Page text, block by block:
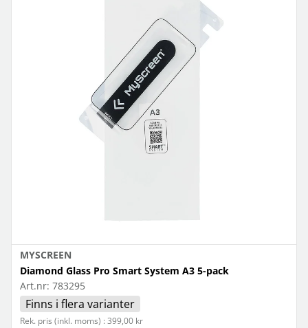
MYSCREEN
Diamond Glass Pro Smart System A3 5-pack
Art.nr: 783295
Finns i flera varianter
Rek. pris (inkl. moms) : 399,00 kr